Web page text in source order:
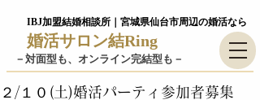
IBJ加盟結婚相談所｜宮城県仙台市周辺の婚活なら
婚活サロン結Ring
－​対面型も、オンライン完結型も－
２/１０(土)婚活パーティ参加者募集